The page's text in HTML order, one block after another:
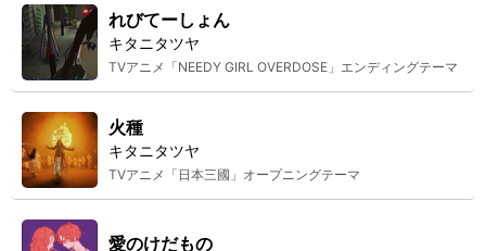
れびてーしょん
キタニタツヤ
TVアニメ「NEEDY GIRL OVERDOSE」エンディングテーマ
火種
キタニタツヤ
TVアニメ「日本三國」オープニングテーマ
愛のけだもの